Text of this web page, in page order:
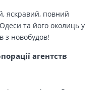
яскравий, повний
та його околиць у
з новобудов!
агентств